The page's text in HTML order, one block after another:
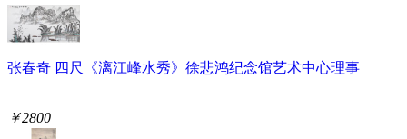
张春奇 四尺《漓江峰水秀》徐悲鸿纪念馆艺术中心理事
￥2800